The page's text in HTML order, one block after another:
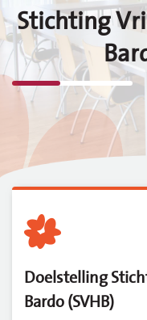
Stichting
Doelstelling
Bardo (SVHB)